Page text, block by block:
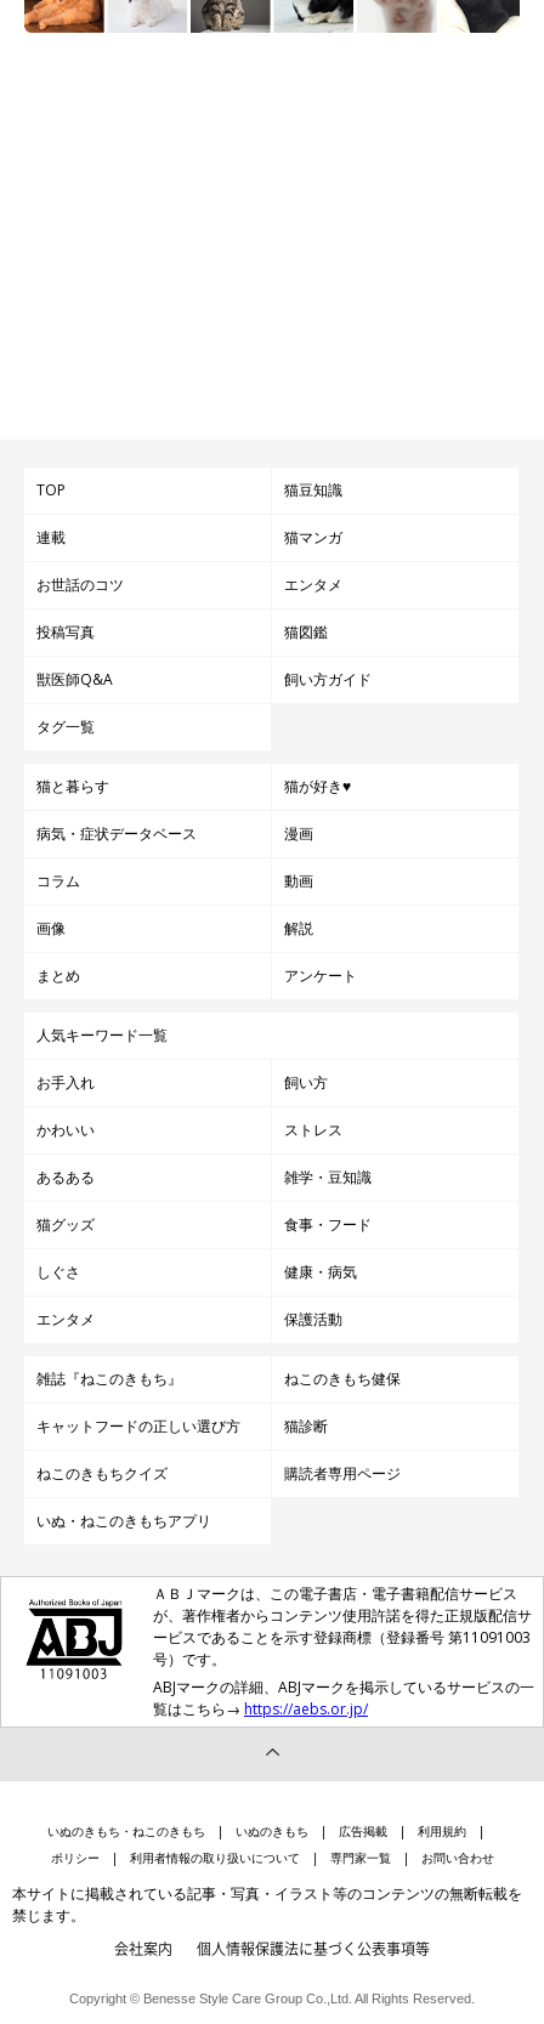
TOP 猫豆知識
連載 猫マンガ
お世話のコツ エンタメ
投稿写真 猫図鑑
獣医師Q&A 飼い方ガイド
タグ一覧
猫と暮らす 猫が好き♥
病気・症状データベース 漫画
コラム 動画
画像 解説
まとめ アンケート
人気キーワード一覧
お手入れ 飼い方
かわいい ストレス
あるある 雑学・豆知識
猫グッズ 食事・フード
しぐさ 健康・病気
エンタメ 保護活動
雑誌『ねこのきもち』 ねこのきもち健保
キャットフードの正しい選び方 猫診断
ねこのきもちクイズ 購読者専用ページ
いぬ・ねこのきもちアプリ
ＡＢＪマークは、この電子書店・電子書籍配信サービス
が、著作権者からコンテンツ使用許諾を得た正規版配信サ
ービスであることを示す登録商標（登録番号 第11091003
号）です。
ABJマークの詳細、ABJマークを掲示しているサービスの一
覧はこちら→ https://aebs.or.jp/
いぬのきもち・ねこのきもち いぬのきもち 広告掲載
利用規約
ポリシー
利用者情報の取り扱いについて 専門家一覧 お問い合わせ
本サイトに掲載されている記事・写真・イラスト等のコンテンツの無断転載を
禁じます。
会社案内 個人情報保護法に基づく公表事項等
Copyright © Benesse Style Care Group Co.,Ltd. All Rights Reserved.